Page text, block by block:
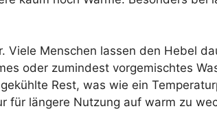
Menschen lassen den Hebel
oder zumindest vorgemischtes
Rest, was wie ein
längere Nutzung auf warm zu